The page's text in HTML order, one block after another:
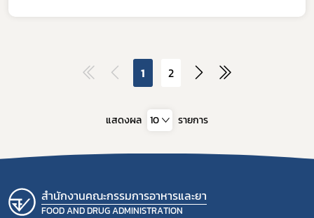
1 2
แสดงผล 10 รายการ
สำนักงานคณะกรรมการอาหารและยา
FOOD AND DRUG ADMINISTRATION